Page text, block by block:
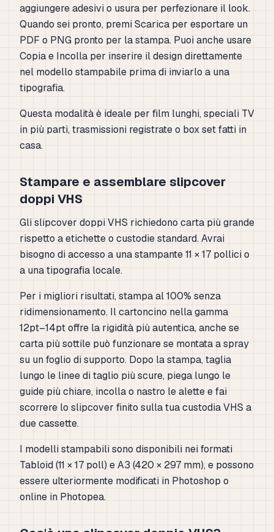
aggiungere adesivi o usura per perfezionare il look.
Quando sei pronto, premi Scarica per esportare un
PDF o PNG pronto per la stampa. Puoi anche usare
Copia e Incolla per inserire il design direttamente
nel modello stampabile prima di inviarlo a una
tipografia.
Questa modalità è ideale per film lunghi, speciali TV
in più parti, trasmissioni registrate o box set fatti in
casa.
Stampare e assemblare slipcover
doppi VHS
Gli slipcover doppi VHS richiedono carta più grande
rispetto a etichette o custodie standard. Avrai
bisogno di accesso a una stampante 11 × 17 pollici o
a una tipografia locale.
Per i migliori risultati, stampa al 100% senza
ridimensionamento. Il cartoncino nella gamma
12pt–14pt offre la rigidità più autentica, anche se
carta più sottile può funzionare se montata a spray
su un foglio di supporto. Dopo la stampa, taglia
lungo le linee di taglio più scure, piega lungo le
guide più chiare, incolla o nastro le alette e fai
scorrere lo slipcover finito sulla tua custodia VHS a
due cassette.
I modelli stampabili sono disponibili nei formati
Tabloid (11 × 17 poll) e A3 (420 × 297 mm), e possono
essere ulteriormente modificati in Photoshop o
online in Photopea.